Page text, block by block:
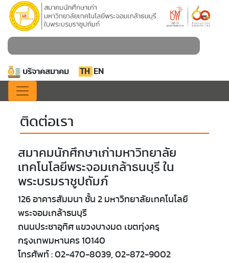
บริจาคสมาคม TH EN
ติดต่อเรา
สมาคมนักศึกษาเก่ามหาวิทยาลัย
เทคโนโลยีพระจอมเกล้าธนบุรี ใน
พระบรมราชูปถัมภ์
126 อาคารสัมมนา ชั้น 2 มหาวิทยาลัยเทคโนโลยี
พระจอมเกล้าธนบุรี
ถนนประชาอุทิศ แขวงบางมด เขตทุ่งครุ
กรุงเทพมหานคร 10140
โทรศัพท์ : 02-470-8039, 02-872-9002